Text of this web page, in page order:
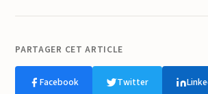
PARTAGER CET ARTICLE
Facebook Twitter